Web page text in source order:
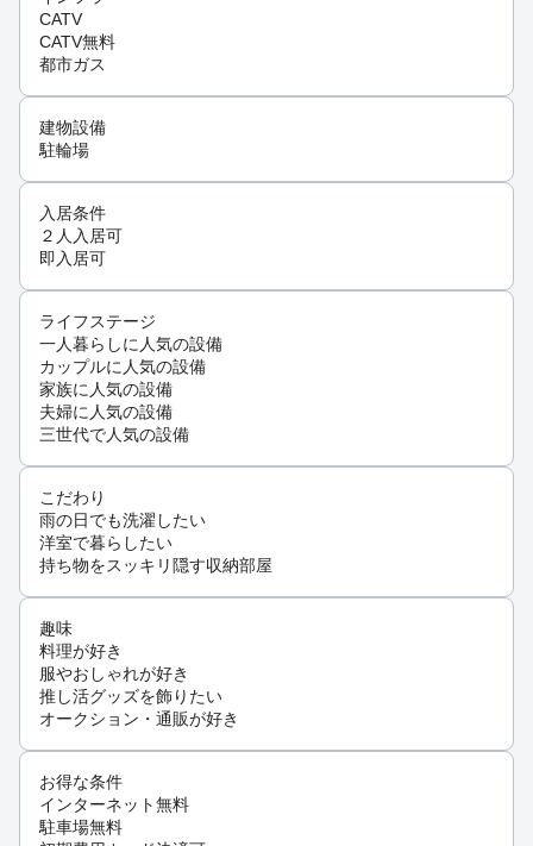
CATV
CATV無料
都市ガス
建物設備
駐輪場
入居条件
２人入居可
即入居可
ライフステージ
一人暮らしに人気の設備
カップルに人気の設備
家族に人気の設備
夫婦に人気の設備
三世代で人気の設備
こだわり
雨の日でも洗濯したい
洋室で暮らしたい
持ち物をスッキリ隠す収納部屋
趣味
料理が好き
服やおしゃれが好き
推し活グッズを飾りたい
オークション・通販が好き
お得な条件
インターネット無料
駐車場無料